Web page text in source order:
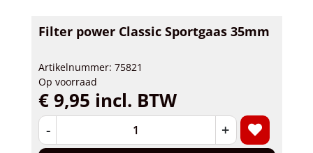
Filter power Classic Sportgaas 35mm
Artikelnummer: 75821
Op voorraad
€ 9,95 incl. BTW
- +